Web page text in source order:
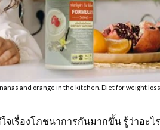
and orange in the kitchen. Diet for weight loss.
เรื่องโภชนาการกันมากขึ้น รู้ว่าอะไ